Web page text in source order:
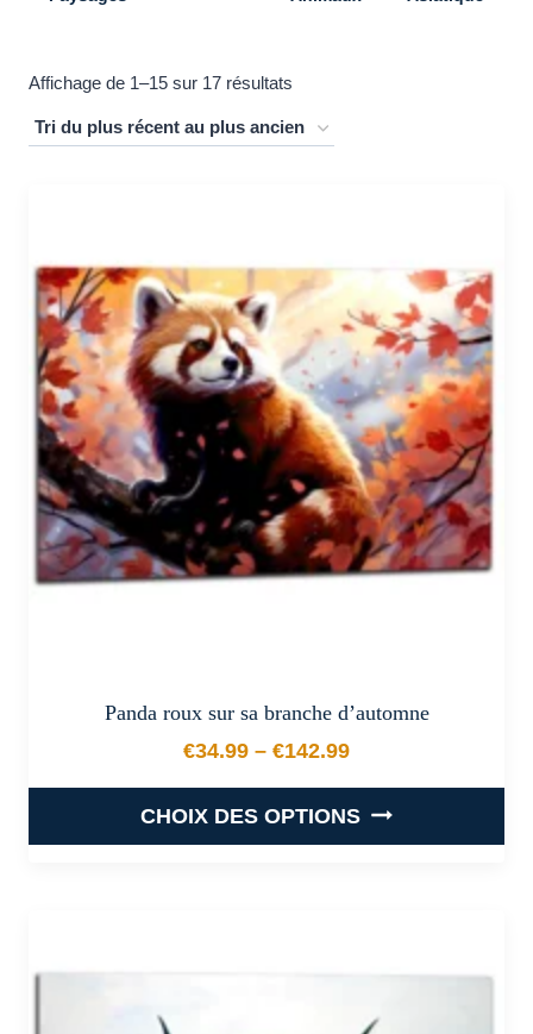
Affichage de 1–15 sur 17 résultats
plus
ancien
Panda roux sur sa branche d’automne
€34.99 – €142.99
Plage de prix : €34.99 à
CHOIX DES OPTIONS